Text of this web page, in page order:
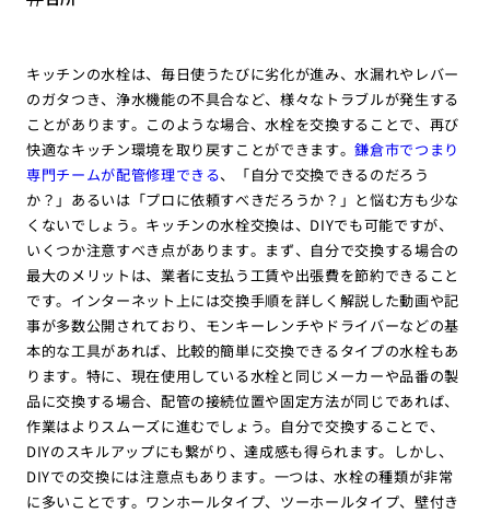
キッチンの水栓は、毎日使うたびに劣化が進み、水漏れやレバー
のガタつき、浄水機能の不具合など、様々なトラブルが発生する
ことがあります。このような場合、水栓を交換することで、再び
快適なキッチン環境を取り戻すことができます。鎌倉市でつまり
専門チームが配管修理できる、「自分で交換できるのだろう
か？」あるいは「プロに依頼すべきだろうか？」と悩む方も少な
くないでしょう。キッチンの水栓交換は、DIYでも可能ですが、
いくつか注意すべき点があります。まず、自分で交換する場合の
最大のメリットは、業者に支払う工賃や出張費を節約できること
です。インターネット上には交換手順を詳しく解説した動画や記
事が多数公開されており、モンキーレンチやドライバーなどの基
本的な工具があれば、比較的簡単に交換できるタイプの水栓もあ
ります。特に、現在使用している水栓と同じメーカーや品番の製
品に交換する場合、配管の接続位置や固定方法が同じであれば、
作業はよりスムーズに進むでしょう。自分で交換することで、
DIYのスキルアップにも繋がり、達成感も得られます。しかし、
DIYでの交換には注意点もあります。一つは、水栓の種類が非常
に多いことです。ワンホールタイプ、ツーホールタイプ、壁付き